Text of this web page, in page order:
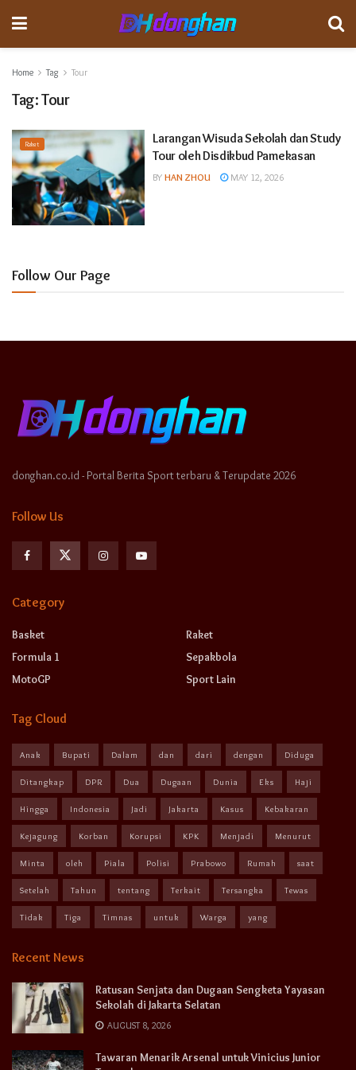
Home Tag Tour
Tag:Tour
Raket
Larangan Wisuda Sekolah dan Study
Tour oleh Disdikbud Pamekasan
BY HAN ZHOU MAY 12, 2026
Follow Our Page
donghan.co.id - Portal Berita Sport terbaru & Terupdate 2026
Follow Us
Category
Basket
Formula 1
MotoGP
Raket
Sepakbola
Sport Lain
Tag Cloud
Anak Bupati Dalam dan dari dengan Diduga
Ditangkap DPR Dua Dugaan Dunia Eks Haji
Hingga Indonesia Jadi Jakarta Kasus Kebakaran
Kejagung Korban Korupsi KPK Menjadi Menurut
Minta oleh Piala Polisi Prabowo Rumah saat
Setelah Tahun tentang Terkait Tersangka Tewas
Tidak Tiga Timnas untuk Warga yang
Recent News
Ratusan Senjata dan Dugaan Sengketa Yayasan
Sekolah di Jakarta Selatan
AUGUST 8, 2026
Tawaran Menarik Arsenal untuk Vinicius Junior